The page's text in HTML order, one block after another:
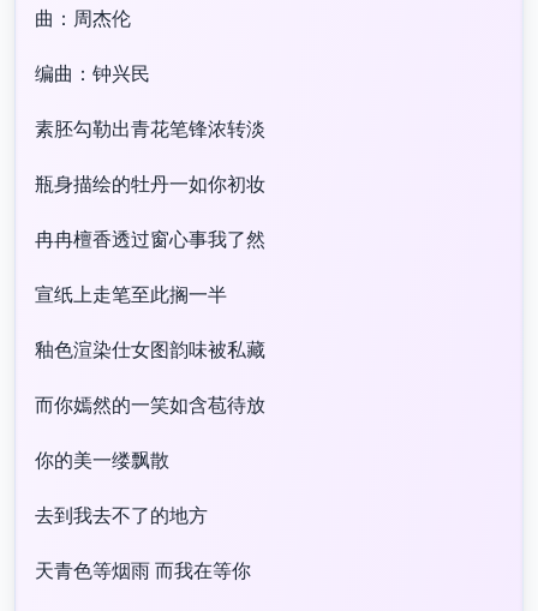
曲：周杰伦
编曲：钟兴民
素胚勾勒出青花笔锋浓转淡
瓶身描绘的牡丹一如你初妆
冉冉檀香透过窗心事我了然
宣纸上走笔至此搁一半
釉色渲染仕女图韵味被私藏
而你嫣然的一笑如含苞待放
你的美一缕飘散
去到我去不了的地方
天青色等烟雨 而我在等你